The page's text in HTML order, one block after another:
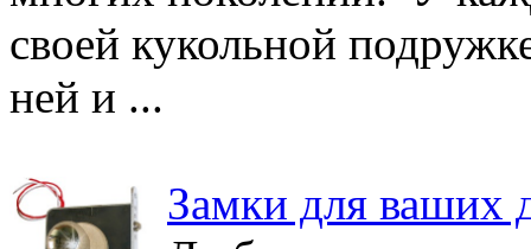
своей кукольной
ней и ...
Замки для ваших